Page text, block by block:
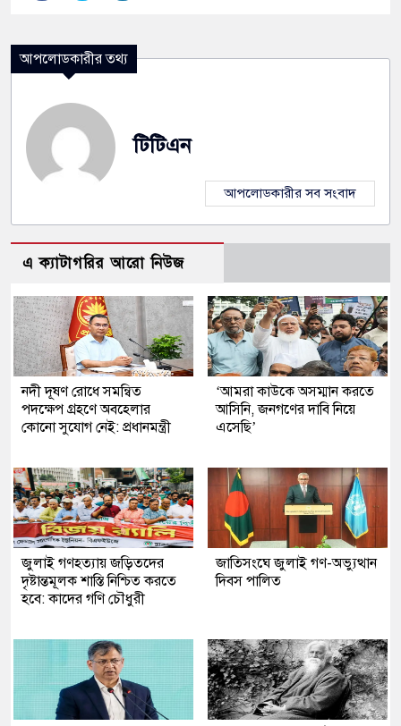
আপলোডকারীর তথ্য
টিটিএন
আপলোডকারীর সব সংবাদ
এ ক্যাটাগরির আরো নিউজ
নদী দূষণ রোধে সমন্বিত
পদক্ষেপ গ্রহণে অবহেলার
কোনো সুযোগ নেই: প্রধানমন্ত্রী
‘আমরা কাউকে অসম্মান করতে
আসিনি, জনগণের দাবি নিয়ে
এসেছি’
জুলাই গণহত্যায় জড়িতদের
দৃষ্টান্তমূলক শাস্তি নিশ্চিত করতে
হবে: কাদের গণি চৌধুরী
জাতিসংঘে জুলাই গণ-অভ্যুত্থান
দিবস পালিত